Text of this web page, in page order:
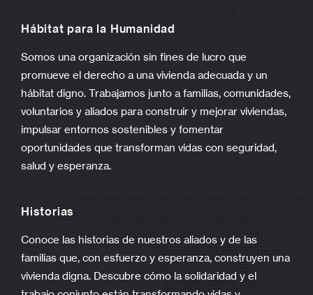
Hábitat para la Humanidad
Somos una organización sin fines de lucro que
promueve el derecho a una vivienda adecuada y un
hábitat digno. Trabajamos junto a familias, comunidades,
voluntarios y aliados para construir y mejorar viviendas,
impulsar entornos sostenibles y fomentar
oportunidades que transforman vidas con seguridad,
salud y esperanza.
Historias
Conoce las historias de nuestros aliados y de las
familias que, con esfuerzo y esperanza, construyen una
vivienda digna. Descubre cómo la solidaridad y el